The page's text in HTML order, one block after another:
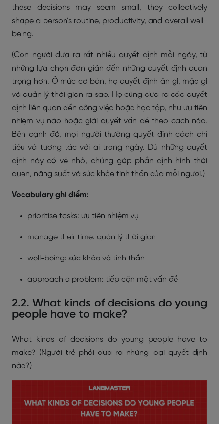
these decisions may seem small, they collectively
shape a person’s routine, productivity, and overall well-
being.
(Con người đưa ra rất nhiều quyết định mỗi ngày, từ
những lựa chọn đơn giản đến những quyết định quan
trọng hơn. Ở mức cơ bản, họ quyết định ăn gì, mặc gì
và quản lý thời gian ra sao. Họ cũng đưa ra các quyết
định liên quan đến công việc hoặc học tập, như ưu tiên
nhiệm vụ nào hoặc giải quyết vấn đề theo cách nào.
Bên cạnh đó, mọi người thường quyết định cách chi
tiêu và tương tác với ai trong ngày. Dù những quyết
định này có vẻ nhỏ, chúng góp phần định hình thói
quen, năng suất và sức khỏe tinh thần của mỗi người.)
Vocabulary ghi điểm:
prioritise tasks: ưu tiên nhiệm vụ
manage their time: quản lý thời gian
well-being: sức khỏe và tinh thần
approach a problem: tiếp cận một vấn đề
2.2. What kinds of decisions do young
people have to make?
What kinds of decisions do young people have to
make? (Người trẻ phải đưa ra những loại quyết định
nào?)